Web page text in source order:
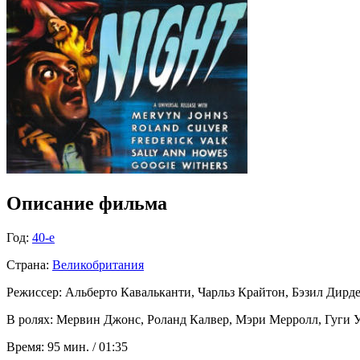
Описание фильма
Год: 40-е
Страна: Великобритания
Режиссер: Альберто Кавальканти, Чарльз Крайтон, Бэзил
В ролях: Мервин Джонс, Роланд Калвер, Мэри Мерролл, Гуги
Время: 95 мин. / 01:35